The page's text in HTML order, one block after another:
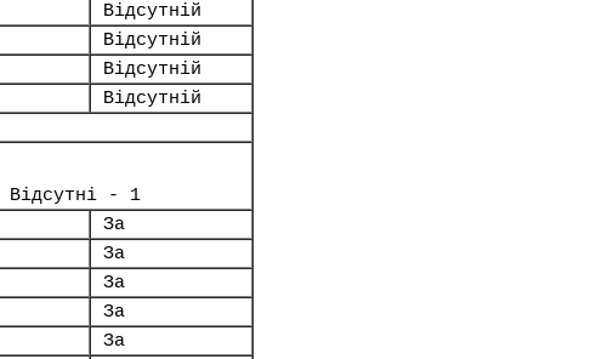
Відсутній
Відсутній
Відсутній
Відсутній
- 1
За
За
За
За
За